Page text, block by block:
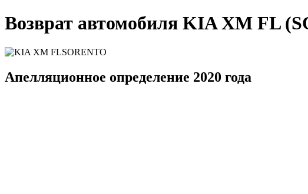
Возврат автомобиля KIA XM FL
Апелляционное определение 2020 года